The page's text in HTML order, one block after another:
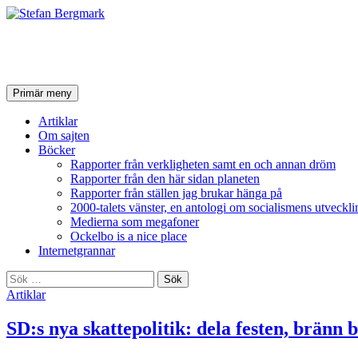
SökPrimär meny Hoppa
till
innehåll
Artiklar
Om sajten
Böcker
Rapporter från verkligheten samt en och annan dröm
Rapporter från den här sidan planeten
Rapporter från ställen jag brukar hänga på
2000-talets vänster, en antologi om socialismens
Medierna som megafoner
Ockelbo is a nice place
Internetgrannar
Sök
efter:
Artiklar
SD:s nya skattepolitik: dela festen, bränn